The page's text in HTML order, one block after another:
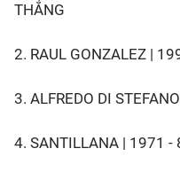
THẮNG
2. RAUL GONZALEZ |
3. ALFREDO DI
4. SANTILLANA | 1971 -